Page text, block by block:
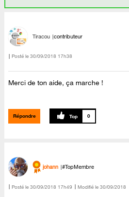
Tiracou contributeur
Posté le ‎30/09/2018 17h38
Merci de ton aide, ça marche !
Répondre 0
johann #TopMembre
Posté le ‎30/09/2018 17h49 Modifié le 30/09/2018